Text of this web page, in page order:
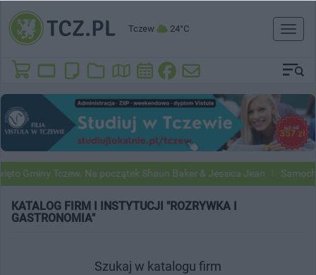
Tczew 24°C
Toggle
Gminy Tczew. Na początek Shaun Baker & Jessica Jean
KATALOG FIRM I INSTYTUCJI "ROZRYWKA I
GASTRONOMIA"
Szukaj w katalogu firm